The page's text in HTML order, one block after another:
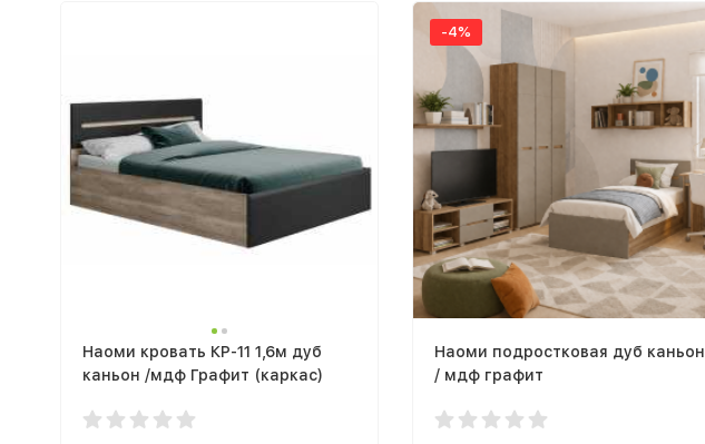
Наоми кровать КР-11 1,6м дуб
каньон /мдф Графит (каркас)
-4%
Наоми подростковая дуб каньон
/ мдф графит